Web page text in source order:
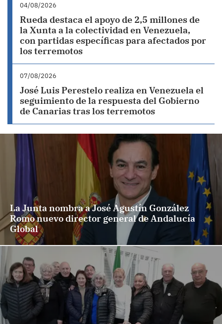
04/08/2026
Rueda destaca el apoyo de 2,5 millones de
la Xunta a la colectividad en Venezuela,
con partidas específicas para afectados por
los terremotos
07/08/2026
José Luis Perestelo realiza en Venezuela el
seguimiento de la respuesta del Gobierno
de Canarias tras los terremotos
La Junta nombra a José Agustín González
Romo nuevo director general de Andalucía
Global